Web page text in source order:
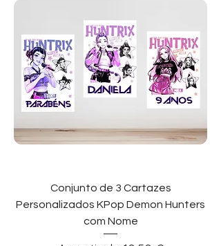
Conjunto de 3 Cartazes
Personalizados KPop Demon Hunters
com Nome